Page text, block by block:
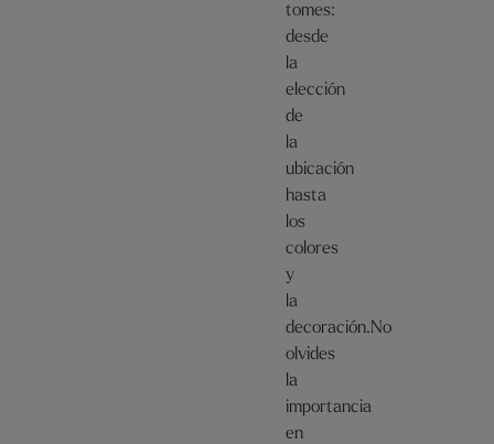
tomes:
desde
la
elección
de
la
ubicación
hasta
los
colores
y
la
decoración.No
olvides
la
importancia
en